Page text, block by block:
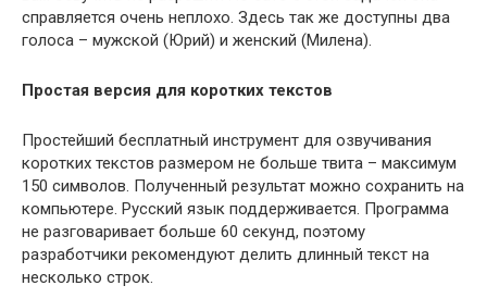
справляется очень неплохо. Здесь так же доступны два
голоса – мужской (Юрий) и женский (Милена).
Простая версия для коротких текстов
Простейший бесплатный инструмент для озвучивания
коротких текстов размером не больше твита – максимум
150 символов. Полученный результат можно сохранить на
компьютере. Русский язык поддерживается. Программа
не разговаривает больше 60 секунд, поэтому
разработчики рекомендуют делить длинный текст на
несколько строк.